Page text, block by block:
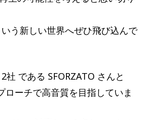
う新しい世界へぜひ飛び込んで
である SFORZATO さんと
ーチで高音質を目指していま